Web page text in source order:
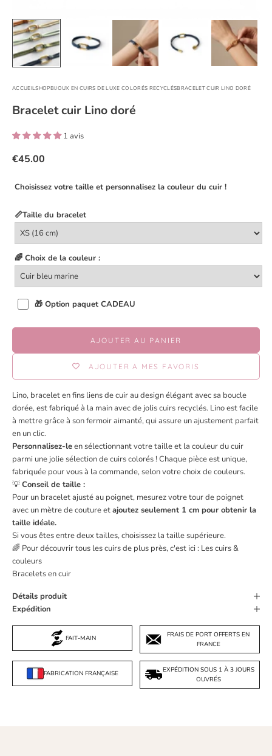
ACCUEILSHOPBIJOUX EN CUIRS DE LUXE COLORÉS RECYCLÉSBRACELET CUIR LINO DORÉ
Bracelet cuir Lino doré
1 avis
€45.00
Choisissez votre taille et personnalisez la couleur du cuir !
📏Taille du bracelet
🌈 Choix de la couleur :
🎁 Option paquet CADEAU
AJOUTER AU PANIER
AJOUTER A MES FAVORIS
Lino, bracelet en fins liens de cuir au design élégant avec sa boucle
dorée, est fabriqué à la main avec de jolis cuirs recyclés. Lino est facile
à mettre grâce à son fermoir aimanté, qui assure un ajustement parfait
en un clic.
Personnalisez-leen sélectionnant votre taille et la couleur du cuir
parmi une jolie sélection de cuirs colorés ! Chaque pièce est unique,
fabriquée pour vous à la commande, selon votre choix de couleurs.
💡Conseil de taille :
Pour un bracelet ajusté au poignet, mesurez votre tour de poignet
avec un mètre de couture etajoutez seulement 1 cm pour obtenir la
taille idéale.
Si vous êtes entre deux tailles, choisissez la taille supérieure.
🌈 Pour découvrir tous les cuirs de plus près, c'est ici : Les cuirs &
couleurs
Bracelets en cuir
Détails produit
Expédition
FAIT-MAIN
FRAIS DE PORT OFFERTS EN
FRANCE
FABRICATION FRANÇAISE
EXPÉDITION SOUS 1 À 3 JOURS
OUVRÉS